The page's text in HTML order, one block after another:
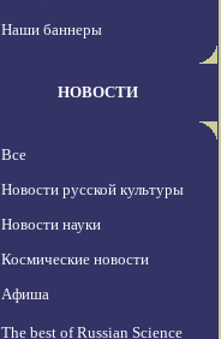
Наши баннеры
НОВОСТИ
Все
Новости русской культуры
Новости науки
Космические новости
Афиша
The best of Russian Science